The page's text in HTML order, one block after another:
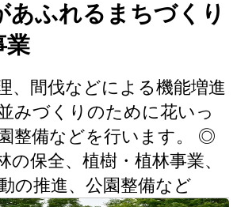
あふれるまちづくり
業
、間伐などによる機能増進
みづくりのために花いっ
整備などを行います。 ◎
の保全、植樹・植林事業、
の推進、公園整備など